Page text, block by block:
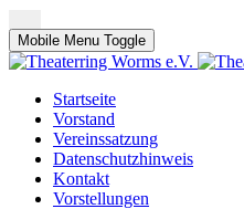
Mobile Menu Toggle
Startseite
Vorstand
Vereinssatzung
Datenschutzhinweis
Kontakt
Vorstellungen